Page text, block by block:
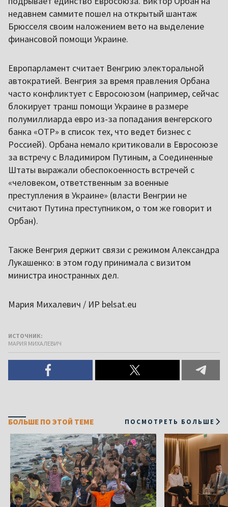
недавнем саммите пошел на открытый шантаж
Брюсселя своим наложением вето на выделение
финансовой помощи Украине.
Европарламент считает Венгрию электоральной
автократией. Венгрия за время правления Орбана
часто конфликтует с Евросоюзом (например, сейчас
блокирует транш помощи Украине в размере
полумиллиарда евро из-за попадания венгерского
банка «OTP» в список тех, что ведет бизнес с
Россией). Орбана немало критиковали в Евросоюзе
за встречу с Владимиром Путиным, а Соединенные
Штаты выражали обеспокоенность встречей с
«человеком, ответственным за военные
преступления в Украине» (власти Венгрии не
считают Путина преступником, о том же говорит и
Орбан).
Также Венгрия держит связи с режимом Александра
Лукашенко: в этом году принимала с визитом
министра иностранных дел.
Мария Михалевич / ИР belsat.eu
ИСТОЧНИК:
МАРИЯ МИХАЛЕВИЧ
БОЛЬШЕ ПО ЭТОЙ ТЕМЕ ПОСМОТРЕТЬ БОЛЬШЕ